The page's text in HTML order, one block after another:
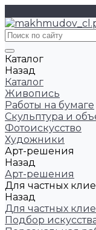
Каталог
Назад
Каталог
Живопись
Работы на бумаге
Скульптура и
Фотоискусство
Художники
Арт-решения
Назад
Арт-решения
Для частных
Назад
Для частных
Подбор